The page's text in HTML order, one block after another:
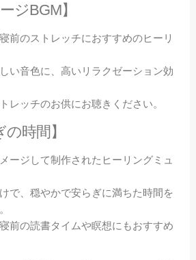
ジBGM】
前のストレッチにおすすめのヒーリ
い音色に、高いリラクゼーション効
レッチのお供にお聴きください。
時間】
ージして制作されたヒーリングミュ
で、穏やかで安らぎに満ちた時間を
前の読書タイムや瞑想にもおすすめ